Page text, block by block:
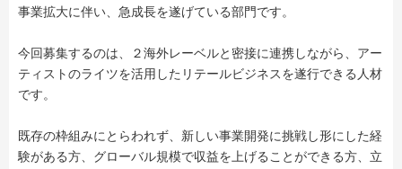
事業拡大に伴い、急成長を遂げている部門です。
今回募集するのは、２海外レーベルと密接に連携しながら、アー
ティストのライツを活用したリテールビジネスを遂行できる人材
です。
既存の枠組みにとらわれず、新しい事業開発に挑戦し形にした経
験がある方、グローバル規模で収益を上げることができる方、立